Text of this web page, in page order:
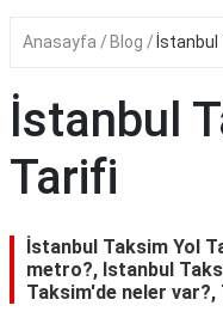
Anasayfa Blog
İstanbul
Tarifi
İstanbul Taksim Yol
metro?, Istanbul
Taksim'de neler var?,